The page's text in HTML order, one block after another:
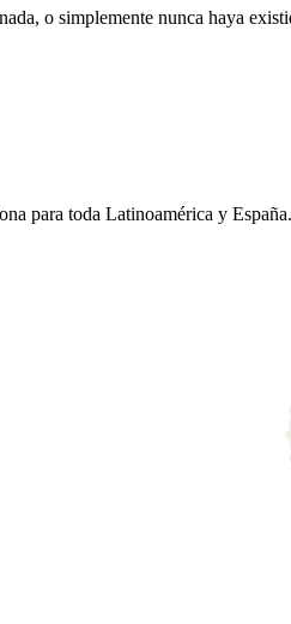
o simplemente nunca haya
para toda Latinoamérica y España.